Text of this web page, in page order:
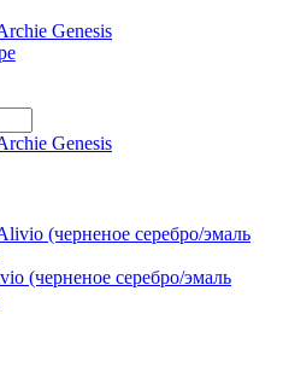
(черненое серебро/эмаль